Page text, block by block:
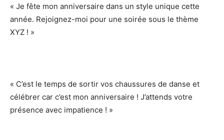
« Je fête mon anniversaire dans un style unique cette
année. Rejoignez-moi pour une soirée sous le thème
XYZ ! »
« C’est le temps de sortir vos chaussures de danse et
célébrer car c’est mon anniversaire ! J’attends votre
présence avec impatience ! »